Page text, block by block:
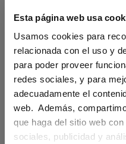
Esta página web usa
Usamos cookies para
relacionada con el uso y
para poder proveer
redes sociales, y para
adecuadamente el
web. Además,
que haga del sitio web
sociales, publicidad y
internacionales
y 100%
seguros.